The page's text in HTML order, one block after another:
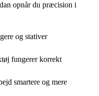
opnår du præcision i
og stativer
fungerer korrekt
smartere og mere